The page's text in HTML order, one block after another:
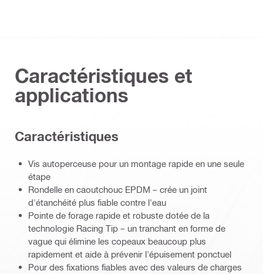
Caractéristiques et
applications
Caractéristiques
Vis autoperceuse pour un montage rapide en une seule
étape
Rondelle en caoutchouc EPDM – crée un joint
d'étanchéité plus fiable contre l'eau
Pointe de forage rapide et robuste dotée de la
technologie Racing Tip – un tranchant en forme de
vague qui élimine les copeaux beaucoup plus
rapidement et aide à prévenir l'épuisement ponctuel
Pour des fixations fiables avec des valeurs de charges